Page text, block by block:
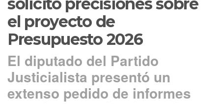
el proyecto de
Presupuesto 2026
El diputado del Partido
Justicialista presentó un
extenso pedido de informes